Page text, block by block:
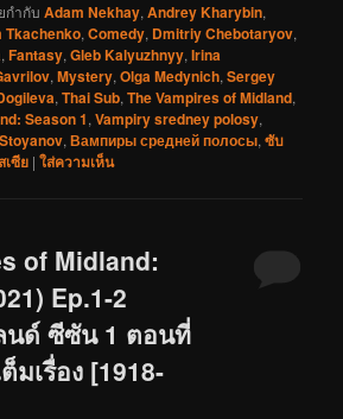
กำกับ Adam Nekhay,Andrey Kharybin,
Tkachenko,Comedy, Dmitriy Chebotaryov,
,Fantasy,Gleb Kalyuzhnyy,Irina
,Mystery,Olga Medynich,Sergey
,Thai Sub,The Vampires of Midland,
Season 1,Vampiry sredney polosy,
,Вампиры средней полосы,ซับ
เซีย |ใส่ความเห็น
of Midland:
Ep.1-2
นด์ ซีซัน 1 ตอนที่
มเรื่อง [1918-